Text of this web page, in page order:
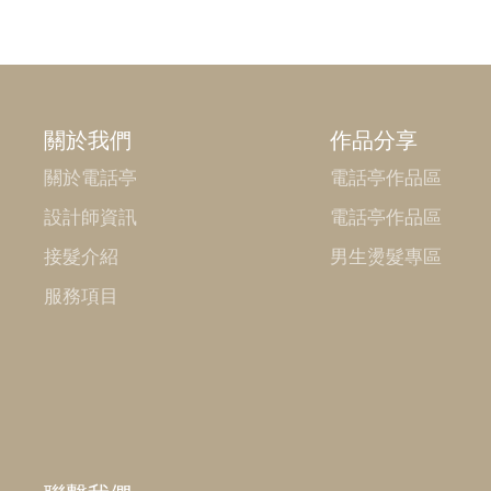
關於我們
關於電話亭
設計師資訊
接髮介紹
服務項目
作品分享
電話亭作品區
電話亭作品區
男生燙髮專區